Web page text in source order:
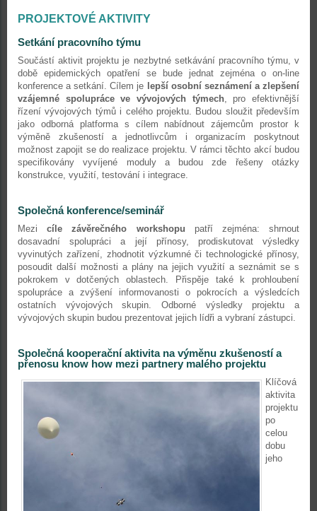
PROJEKTOVÉ AKTIVITY
Setkání pracovního týmu
Součástí aktivit projektu je nezbytné setkávání pracovního týmu, v
době epidemických opatření se bude jednat zejména o on-line
konference a setkání. Cílem je lepší osobní seznámení a zlepšení
vzájemné spolupráce ve vývojových týmech , pro efektivnější
řízení vývojových týmů i celého projektu. Budou sloužit především
jako odborná platforma s cílem nabídnout zájemcům prostor k
výměně zkušeností a jednotlivcům i organizacím poskytnout
možnost zapojit se do realizace projektu. V rámci těchto akcí budou
specifikovány vyvíjené moduly a budou zde řešeny otázky
konstrukce, využití, testování i integrace.
Společná konference/seminář
Mezicíle závěrečného workshopu patří zejména: shrnout
dosavadní spolupráci a její přínosy, prodiskutovat výsledky
vyvinutých zařízení, zhodnotit výzkumné či technologické přínosy,
posoudit další možnosti a plány na jejich využití a seznámit se s
pokrokem v dotčených oblastech. Přispěje také k prohloubení
spolupráce a zvýšení informovanosti o pokrocích a výsledcích
ostatních vývojových skupin. Odborné výsledky projektu a
vývojových skupin budou prezentovat jejich lídři a vybraní zástupci.
Společná kooperační aktivita na výměnu zkušenostía
přenosu know how mezi partnery malého projektu
Klíčová
aktivita
projektu
po
celou
dobu
jeho